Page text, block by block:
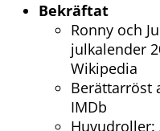
Bekräftat
Ronny och
julkalender
Wikipedia
Berättarröst
IMDb
Huvudroller: